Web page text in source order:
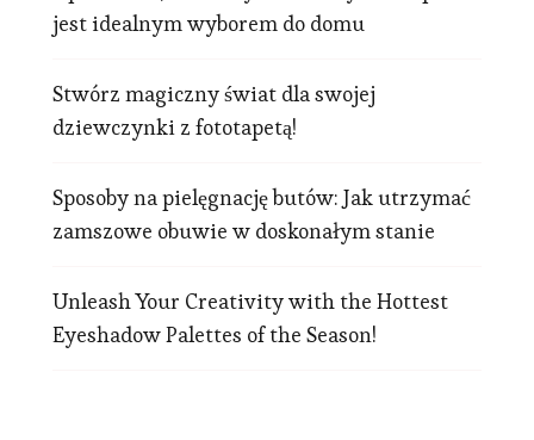
jest idealnym wyborem do domu
Stwórz magiczny świat dla swojej
dziewczynki z fototapetą!
Sposoby na pielęgnację butów: Jak utrzymać
zamszowe obuwie w doskonałym stanie
Unleash Your Creativity with the Hottest
Eyeshadow Palettes of the Season!